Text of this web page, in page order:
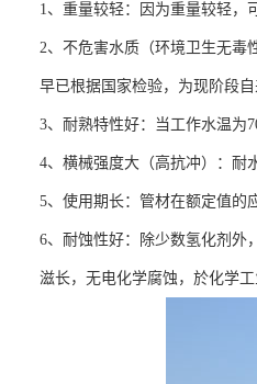
1、重量较轻：因为重量较轻，
2、不危害水质（环境卫生无毒
早已根据国家检验，为现阶段自
3、耐熟特性好：当工作水温为
4、横械强度大（高抗冲）：耐
5、使用期长：管材在额定值的
6、耐蚀性好：除少数氢化剂外
滋长，无电化学腐蚀，於化学工